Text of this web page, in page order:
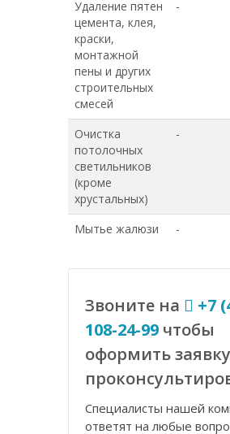
Удаление пятен
цемента, клея,
краски,
монтажной
пены и других
строительных
смесей
-
Очистка
потолочных
светильников
(кроме
хрустальных)
-
Мытье жалюзи -
Звоните на
+7
108-24-99 чтобы
оформить
Специалисты нашей
ответят на любые